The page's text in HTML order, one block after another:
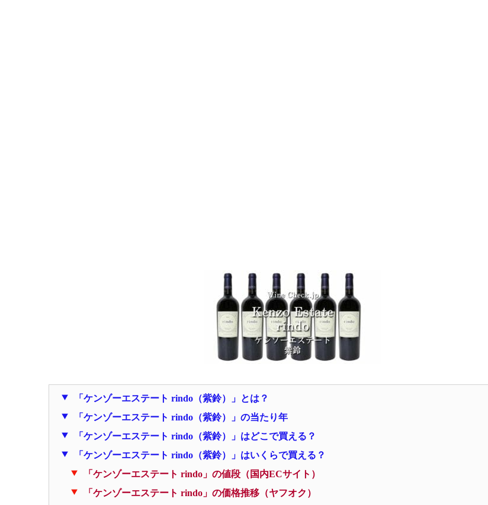
「ケンゾーエステート rindo（紫鈴）」とは？
「ケンゾーエステート rindo（紫鈴）」の当たり年
「ケンゾーエステート rindo（紫鈴）」はどこで買える？
「ケンゾーエステート rindo（紫鈴）」はいくらで買える？
「ケンゾーエステート rindo」の値段（国内ECサイト）
「ケンゾーエステート rindo」の価格推移（ヤフオク）